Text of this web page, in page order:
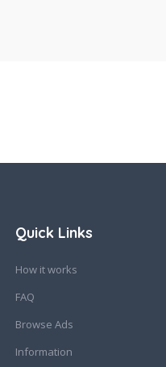
Quick Links
How it works
FAQ
Browse Ads
Information